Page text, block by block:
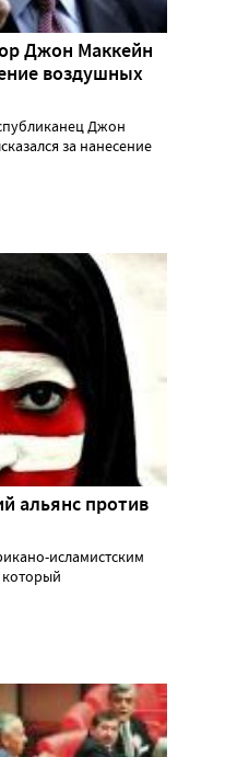
Джон Маккейн
воздушных
Джон
за нанесение
альянс против
исламистским